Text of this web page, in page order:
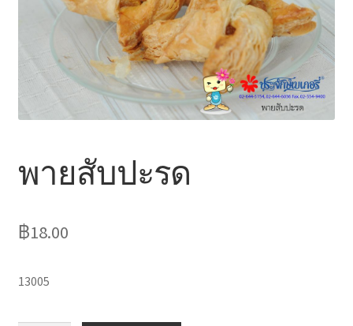
จัดเลี้ยง
พายสับปะรด
฿18.00
13005